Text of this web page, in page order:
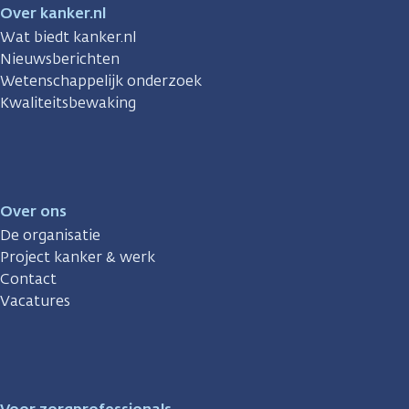
Over kanker.nl
Wat biedt kanker.nl
Nieuwsberichten
Wetenschappelijk onderzoek
Kwaliteitsbewaking
Over ons
De organisatie
Project kanker & werk
Contact
Vacatures